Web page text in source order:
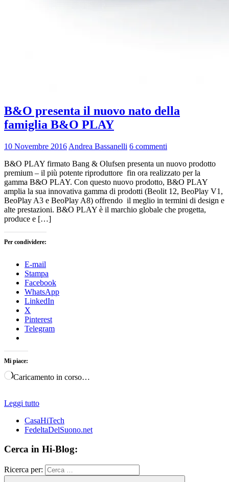
B&O presenta il nuovo nato della
famiglia B&O PLAY
10 Novembre 2016 Andrea Bassanelli 6 commenti
B&O PLAY firmato Bang & Olufsen presenta un nuovo prodotto
premium – il più potente riproduttore fin ora realizzato per la
gamma B&O PLAY. Con questo nuovo prodotto, B&O PLAY
amplia la sua innovativa gamma di prodotti (Beolit 12, BeoPlay V1,
BeoPlay A3 e BeoPlay A8) offrendo il meglio in termini di design e
alte prestazioni. B&O PLAY è il marchio globale che progetta,
produce e […]
Per condividere:
E-mail
Stampa
Facebook
WhatsApp
LinkedIn
X
Pinterest
Telegram
Mi piace:
Caricamento in corso…
Leggi tutto
CasaHiTech
FedeltaDelSuono.net
Cerca in Hi-Blog:
Ricerca per: